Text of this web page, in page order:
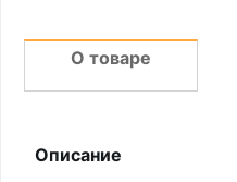
О товаре
Описание